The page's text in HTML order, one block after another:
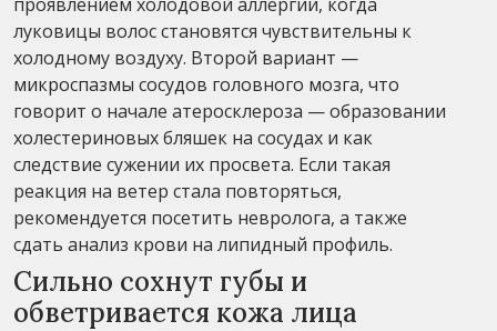
луковицы волос становятся чувствительны к
холодному воздуху. Второй вариант —
микроспазмы сосудов головного мозга, что
говорит о начале атеросклероза — образовании
холестериновых бляшек на сосудах и как
следствие сужении их просвета. Если такая
реакция на ветер стала повторяться,
рекомендуется посетить невролога, а также
сдать анализ крови на липидный профиль.
Сильно сохнут губы и
обветривается кожа лица